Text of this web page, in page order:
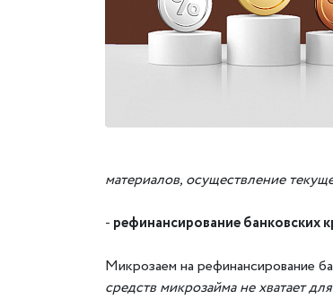
материалов, осуществление
- рефинансирование банковских
Микрозаем на рефинансирование
средств микрозайма не хватает